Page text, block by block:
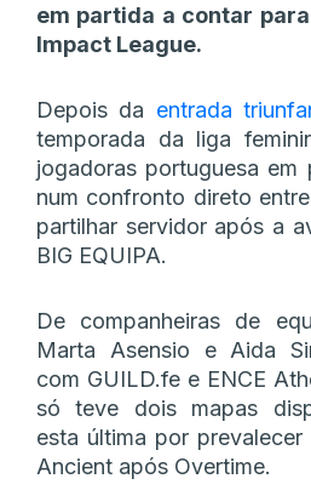
em partida a contar para
Impact League.
Depois da entrada
temporada da liga
jogadoras portuguesa
num confronto direto
partilhar servidor após a
BIG EQUIPA.
De companheiras de
Marta Asensio e Aida
com GUILD.fe e ENCE
só teve dois mapas
esta última por
Ancient após Overtime.